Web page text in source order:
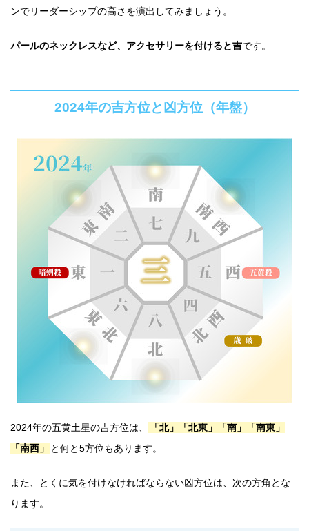
ンでリーダーシップの高さを演出してみましょう。
パールのネックレスなど、アクセサリーを付けると吉です。
2024年の吉方位と凶方位（年盤）
2024年の五黄土星の吉方位は、
「北」「北東」「南」「南東」
「南西」
と何と5方位もあります。
また、とくに気を付けなければならない凶方位は、次の方角とな
ります。